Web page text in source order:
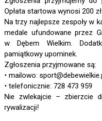
Opłata startowa wynosi 200
Na trzy najlepsze zespoły w
medale ufundowane przez
w Dębem Wielkim.
pamiątkowy upominek.
Zgłoszenia przyjmowane są:
• mailowo:
• telefonicznie: 728 473 959
Nie zwlekajcie – zbierzcie
rywalizacji!